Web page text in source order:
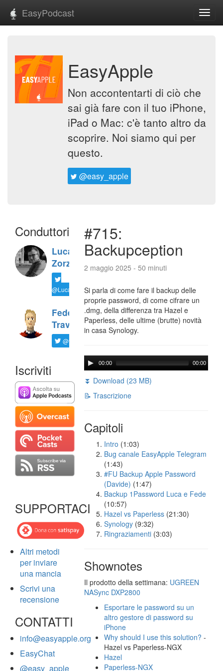
EasyPodcast
EasyApple
Non accontentarti di ciò che
sai già fare con il tuo iPhone,
iPad o Mac: c'è tanto altro da
scoprire. Noi siamo qui per
questo.
@easy_apple
Conduttori
Luca
Zorzi
@LucaTNT
Federico
Travaini
@ftrava
Iscriviti
SUPPORTACI
Altri metodi
per inviare
una mancia
Scrivi una
recensione
CONTATTI
info@easyapple.org
EasyChat
@easy_apple
#715:
Backupception
2 maggio 2025 - 50 minuti
Si parla di come fare il backup delle
proprie password, di come cifrare un
.dmg, della differenza tra Hazel e
Paperless, delle ultime (brutte) novità
in casa Synology.
00:00 00:00
⏬ Download (23 MB)
📝 Trascrizione
Capitoli
Intro (1:03)
Bug canale EasyApple Telegram
(1:43)
#FU Backup Apple Password
(Davide) (1:47)
Backup 1Password Luca e Fede
(10:57)
Hazel vs Paperless (21:30)
Synology (9:32)
Ringraziamenti (3:03)
Shownotes
Il prodotto della settimana: UGREEN
NASync DXP2800
Esportare le password su un
altro gestore di password su
iPhone
Why should I use this solution? -
Hazel vs Paperless-NGX
Hazel
Paperless-NGX